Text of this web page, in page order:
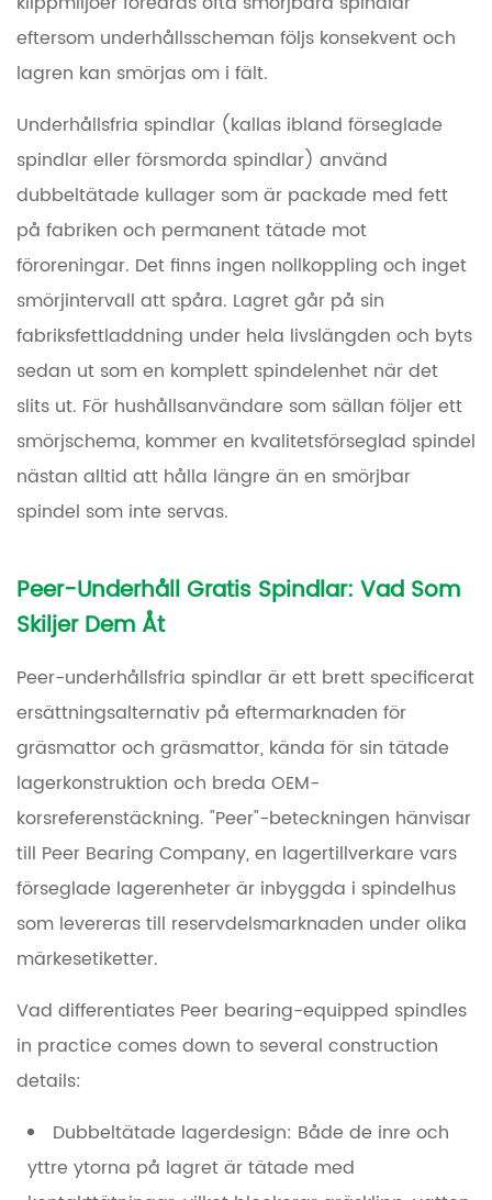
eftersom underhållsscheman följs konsekvent och
lagren kan smörjas om i fält.
Underhållsfria spindlar (kallas ibland förseglade
spindlar eller försmorda spindlar) använd
dubbeltätade kullager som är packade med fett
på fabriken och permanent tätade mot
föroreningar. Det finns ingen nollkoppling och inget
smörjintervall att spåra. Lagret går på sin
fabriksfettladdning under hela livslängden och byts
sedan ut som en komplett spindelenhet när det
slits ut. För hushållsanvändare som sällan följer ett
smörjschema, kommer en kvalitetsförseglad spindel
nästan alltid att hålla längre än en smörjbar
spindel som inte servas.
Peer-Underhåll Gratis Spindlar: Vad Som
Skiljer Dem Åt
Peer-underhållsfria spindlar är ett brett specificerat
ersättningsalternativ på eftermarknaden för
gräsmattor och gräsmattor, kända för sin tätade
lagerkonstruktion och breda OEM-
korsreferenstäckning. "Peer"-beteckningen hänvisar
till Peer Bearing Company, en lagertillverkare vars
förseglade lagerenheter är inbyggda i spindelhus
som levereras till reservdelsmarknaden under olika
märkesetiketter.
Vad differentiates Peer bearing-equipped spindles
in practice comes down to several construction
details:
Dubbeltätade lagerdesign: Både de inre och
yttre ytorna på lagret är tätade med